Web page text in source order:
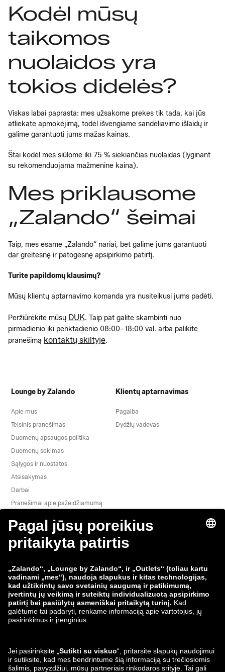
Kodėl mūsų
taikomos
nuolaidos yra
tokios didelės?
Viskas labai paprasta: mes užsakome prekes tik tada, kai jūs
atliekate apmokėjimą, todėl išvengiame sandėliavimo išlaidų ir
galime garantuoti jums mažas kainas.
Štai kodėl mes siūlome iki 75 % siekiančias nuolaidas (lyginant
su rekomenduojama mažmenine kaina).
Mes priklausome
„Zalando“ šeimai
Taip, mes esame „Zalando“ nariai, bet galime jums garantuoti
dar greitesnę ir patogesnę apsipirkimo patirtį.
Turite papildomų klausimų?
Mūsų klientų aptarnavimo komanda yra nusiteikusi jums padėti.
Peržiūrėkite mūsų DUK. Taip pat galite skambinti nuo
pirmadienio iki penktadienio 08:00–18:00 val. arba palikite
pranešimą kontaktų skiltyje.
Lounge by Zalando
Apie mus
Teisinis pranešimas
Duomenų apsaugos politika
Duomenų sekimas
Sąlygos ir nuostatos
Atsisakymas
Darbai
Pranešimai apie pažeidžiamumą
Klientų aptarnavimas
Pagalba
Dydžių vadovas
„Zalando“ grupė
ABOUT YOU
Mokėjimo būdai
Mus taip pat rasite
Siuntimo ir pristatymo